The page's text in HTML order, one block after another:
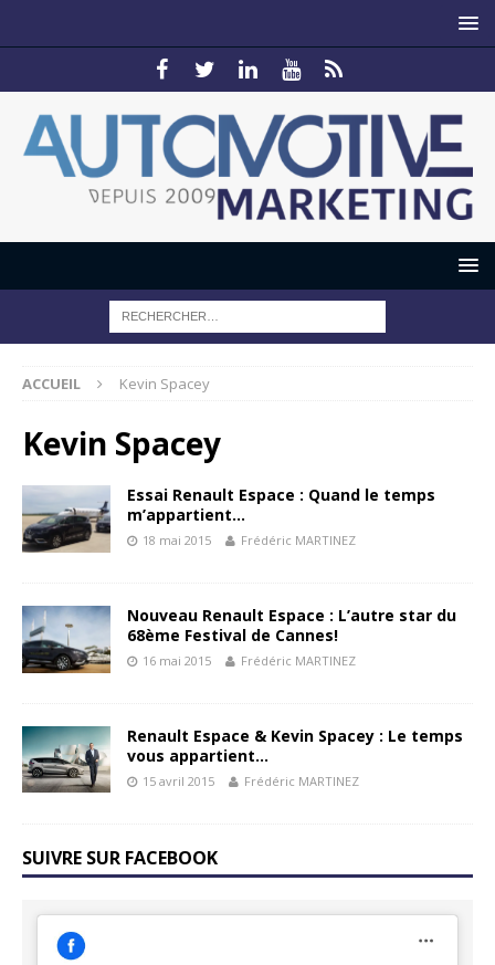
ACCUEIL Kevin Spacey
Kevin Spacey
Essai Renault Espace : Quand le temps
m’appartient…
18 mai 2015 Frédéric MARTINEZ
Nouveau Renault Espace : L’autre star du
68ème Festival de Cannes!
16 mai 2015 Frédéric MARTINEZ
Renault Espace & Kevin Spacey : Le temps
vous appartient…
15 avril 2015 Frédéric MARTINEZ
SUIVRE SUR FACEBOOK